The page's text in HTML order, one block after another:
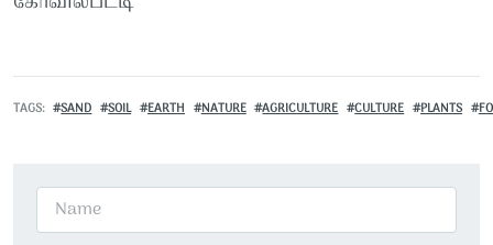
TAGS SAND SOIL EARTH NATURE AGRICULTURE CULTURE PLANTS